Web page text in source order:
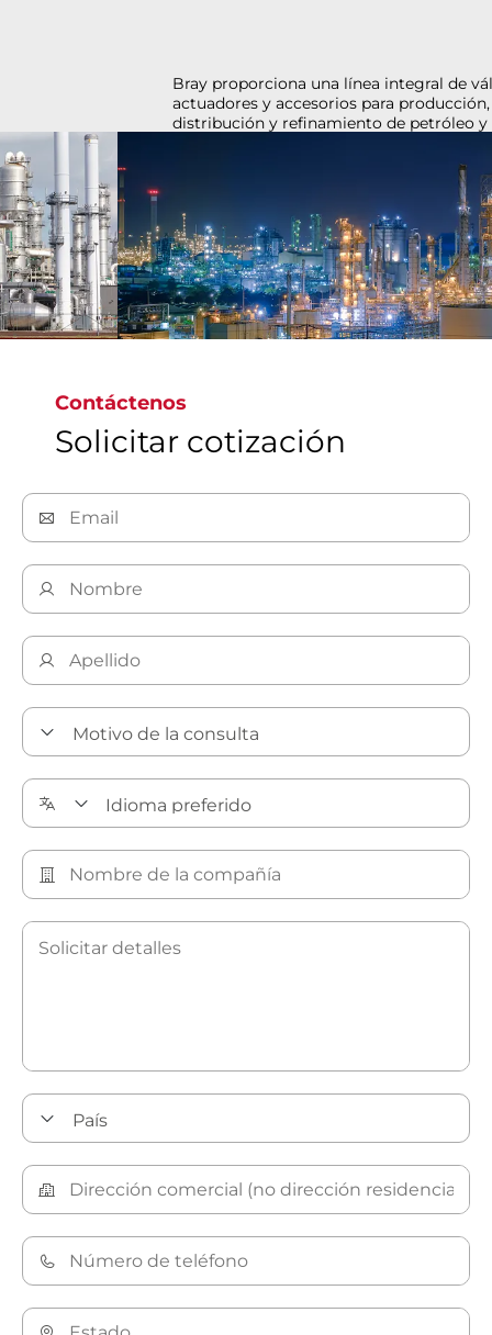
Bray proporciona una línea integral de válvulas,
actuadores y accesorios para producción,
distribución y refinamiento de petróleo y gas.
Confiable en aplicaciones exigentes, como arenas
bituminosas, gas natural y servicio severo.
Contáctenos
Solicitar cotización